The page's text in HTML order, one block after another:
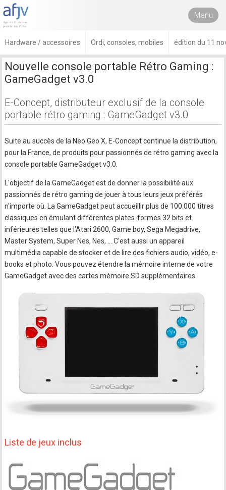
Menu
Hardware / accessoires Ordi, consoles, mobiles édition du 11
Nouvelle console portable Rétro Gaming :
GameGadget v3.0
E-Concept, distributeur exclusif de la console
portable rétro gaming : GameGadget v3.0
Suite au succès de la Neo Geo X, E-Concept continue la distribution,
pour la France, de produits pour passionnés de rétro gaming avec la
console portable GameGadget v3.0.
L'objectif de la GameGadget est de donner la possibilité aux
passionnés de rétro gaming de jouer à tous leurs jeux préférés
n'importe où. La GameGadget peut accueillir plus de 100.000 titres
classiques en émulant différentes plates-formes 32 bits et
inférieures telles que l'Atari 2600, Game boy, Sega Megadrive,
Master System, Super Nes, Nes, ... C'est aussi un appareil
multimédia capable de stocker et de lire des fichiers audio, vidéo, e-
books et photo. Vous pouvez étendre la mémoire interne de votre
GameGadget avec des cartes mémoire SD supplémentaires.
Liste de jeux inclus